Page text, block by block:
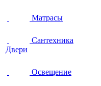
Матрасы
Сантехника
Двери
Освещение